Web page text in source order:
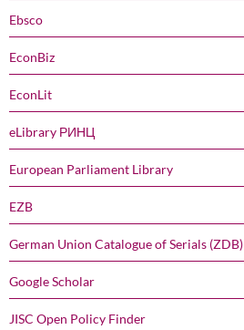
Ebsco
EconBiz
EconLit
eLibrary РИНЦ
European Parliament Library
EZB
German Union Catalogue of Serials (ZDB)
Google Scholar
JISC Open Policy Finder